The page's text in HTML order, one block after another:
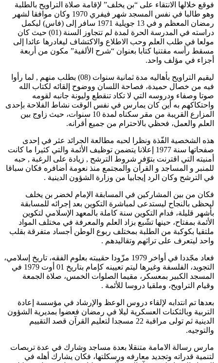
فوقع خلالها الانتقاء على “بن يخلف” لإقامة صلاة التراويح بالطلبة
وهو طالبا في نفس المسجد شهر فيفري 1970 وكان موافقا لشهر
رمضان المعظم و في 13 جويلية 1971 سافر إلى (فاس) ليكمل
دراسته في المدرسة الحرة لمدة لم تتجاوز السنة (01) حيث كان
مولعا في طلب العلم وحب الاطلاع والاكتشاف ليغادرها عائدا إلى
مسقط رأسه مقتنيا كتابا بعنوان “شرح الألفية” مكون من أربعة
أجزاء في مؤلف واحد.
ليقيم التراويح بأهاليه مدة ثمانية سنوات (08) بطلب منهم , لما رأوا
فيه من خصال حميدة، فصاحة اللسان ووضوح إلقائه لكتاب الله
صوتا وصفاء ودروسه التي لا تكاد تنقطع وليونة جانبه لقومه
واحتكاكهم به أين كان يمارس في نفس الوقت نشاط الفلاحة بإحدى
المزارع القريبة من مقر سكناه لمدة 10 سنوات، حيث زاوج بين
العلم والعمل، فحظي بالاحترام من جميع أقرانه.
هذه الشخصية الفّذة ونظرا لحبه مطالعة الجرائد عثر في إحدى
صفحاتها سنة 1977 إعلانا يتضمن توظيف الأئمة والتي كثيرا ما كانت
أمنيته التي اقترنت بتوّفر شروط الترشح , زيادة على الرغبة , حبه
للمنبر و المساجد و القرآن والمجتمع منذ نعومة أضافره فكان سباقا
في الترشح وكان الرد إيجابيا من وزارة الشؤون الدينية .
فكان من بين المشاركين في المسابقة الإمام لخضر بن يخلف
ليحظى بالنجاح ليستدعى لمباشرة التكوين بعد إجرائه للمسابقة
بأشهر قليلة، فدام التكوين سنة كاملة بالمعهد الإسلامي لتكوين
الأئمة بمفتاح، حينها تشّبع بزاد العلم والمعرفة في مختلف المواد
ملتقيا بكوكبة من الطلبة بمختلف ربوع الوطن أجساد متفرقة بقلب
واحد ليتعرف على تراثهم وتقاليدهم .
فعاد مجّددا في أواخر 1979 مزّودا حقيبته بعلوم الفقه، تاريخ إسلامي،
التجويد، الفلسفة وغيرها ليتم تعيينه كإمام بتاريخ 01 أوت 1979 في
المسجد الكبير بمعسكر، مقيما الصلوات الخمس، صلاة الجمعة
وقيام التراويح، وملقيا دروسا للأئمة .
بعدها تم انتدابه لإلقاء دروس الوعظ والإرشاد في مؤسسة إعادة
التربية وبالثكنات العسكرية ليلا في رمضان فعضوا بمديرية الشؤون
الدينية ثم تولى مراقبة 22 مسجدا لتعليم القرآن قصد التقييم
والتوجيه.
مارس رسالة الامامة متنقلا بعدة مساجد وشارك في عدة تربصات
لتنمية قدراته وتجديد معارفه ورسكلتها، فكان يشارك أهله في